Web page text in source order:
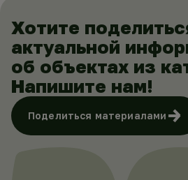
Хотите
актуальной
об объектах из
Напишите нам!
Поделиться материалами